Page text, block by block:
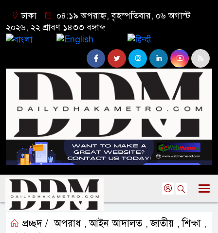
ঢাকা
০৪:১৯ অপরাহ্ন, বৃহস্পতিবার, ০৬ অগাস্ট
২০২৬, ২২ শ্রাবণ ১৪৩৩ বঙ্গাব্দ
প্রচ্ছদ / অপরাধ ,আইন আদালত ,জাতীয় ,শিক্ষা ,